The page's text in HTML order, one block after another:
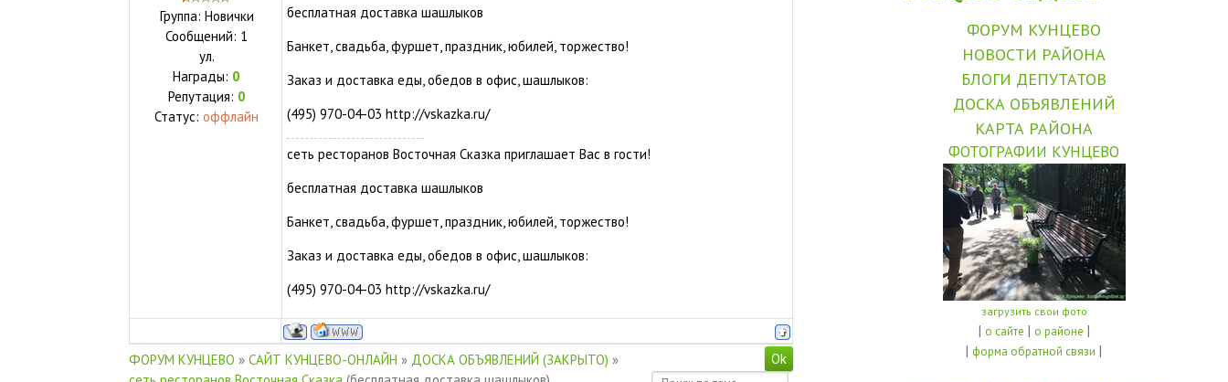
Группа: Новички
Сообщений: 1
ул.
Награды: 0
Репутация: 0
Статус:оффлайн
бесплатная доставка шашлыков
Банкет, свадьба, фуршет, праздник, юбилей, торжество!
Заказ и доставка еды, обедов в офис, шашлыков:
(495) 970-04-03 http://vskazka.ru/
сеть ресторанов Восточная Сказка приглашает Вас в гости!
бесплатная доставка шашлыков
Банкет, свадьба, фуршет, праздник, юбилей, торжество!
Заказ и доставка еды, обедов в офис, шашлыков:
(495) 970-04-03 http://vskazka.ru/
ФОРУМ КУНЦЕВО » САЙТ КУНЦЕВО-ОНЛАЙН » ДОСКА ОБЪЯВЛЕНИЙ (ЗАКРЫТО) »
ФОРУМ КУНЦЕВО
НОВОСТИ РАЙОНА
БЛОГИ ДЕПУТАТОВ
ДОСКА ОБЪЯВЛЕНИЙ
КАРТА РАЙОНА
ФОТОГРАФИИ КУНЦЕВО
загрузить свои фото
| о сайте | о районе |
|форма обратной связи |